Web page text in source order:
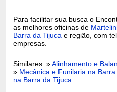
Para facilitar sua busca o
as melhores oficinas de
Barra da Tijuca e região, com
empresas.
Similares: »Alinhamento e
» Mecânica e Funilaria na Barra
na Barra da Tijuca